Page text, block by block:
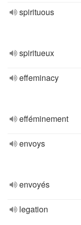
spirituous
spiritueux
effeminacy
efféminement
envoys
envoyés
legation